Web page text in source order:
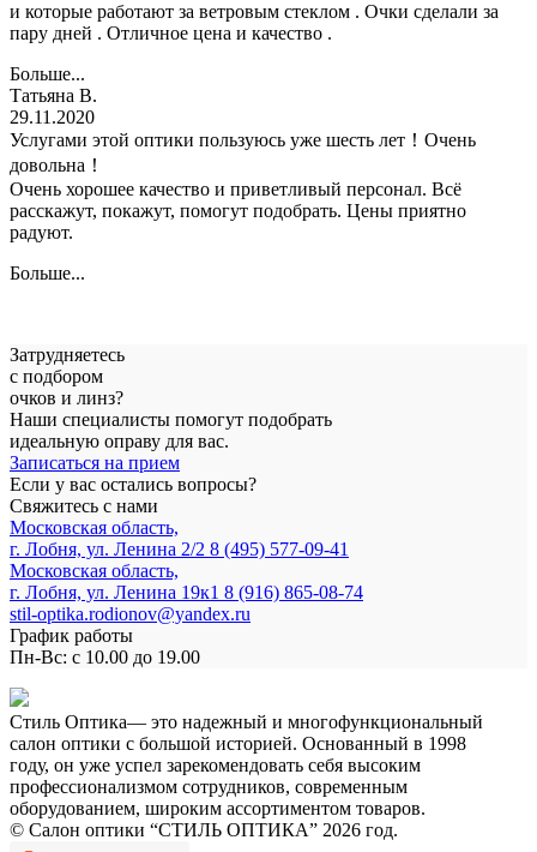
и которые работают за ветровым стеклом . Очки сделали за
пару дней . Отличное цена и качество .
Больше...
Татьяна В.
29.11.2020
Услугами этой оптики пользуюсь уже шесть лет！Очень
довольна！
Очень хорошее качество и приветливый персонал. Всё
расскажут, покажут, помогут подобрать. Цены приятно
радуют.
Больше...
Затрудняетесь
с подбором
очков и линз?
Наши специалисты помогут подобрать
идеальную оправу для вас.
Записаться на прием
Если у вас остались вопросы?
Свяжитесь с нами
Московская область,
г. Лобня, ул. Ленина 2/2 8 (495) 577-09-41
Московская область,
г. Лобня, ул. Ленина 19к1 8 (916) 865-08-74
stil-optika.rodionov@yandex.ru
График работы
Пн-Вс: с 10.00 до 19.00
Стиль Оптика— это надежный и многофункциональный
салон оптики с большой историей. Основанный в 1998
году, он уже успел зарекомендовать себя высоким
профессионализмом сотрудников, современным
оборудованием, широким ассортиментом товаров.
© Салон оптики “СТИЛЬ ОПТИКА” 2026 год.